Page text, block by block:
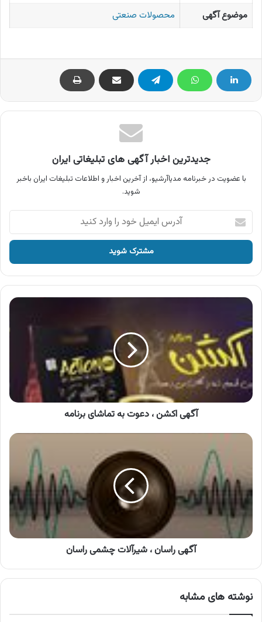
موضوع آگهی
محصولات صنعتی
جدیدترین اخبار آگهی های تبلیغاتی ایران
با عضویت در خبرنامه مدیاآرشیو، از آخرین اخبار و اطلاعات تبلیغات ایران باخبر
شوید.
آدرس
ایمیل
خود
وارد
کنید
آگهی
،
دعوت
تماشای
برنامه
آگهی اکشن ، دعوت به تماشای برنامه
آگهی
شیرآلات
چشمی
راسان
آگهی راسان ، شیرآلات چشمی راسان
نوشته های مشابه